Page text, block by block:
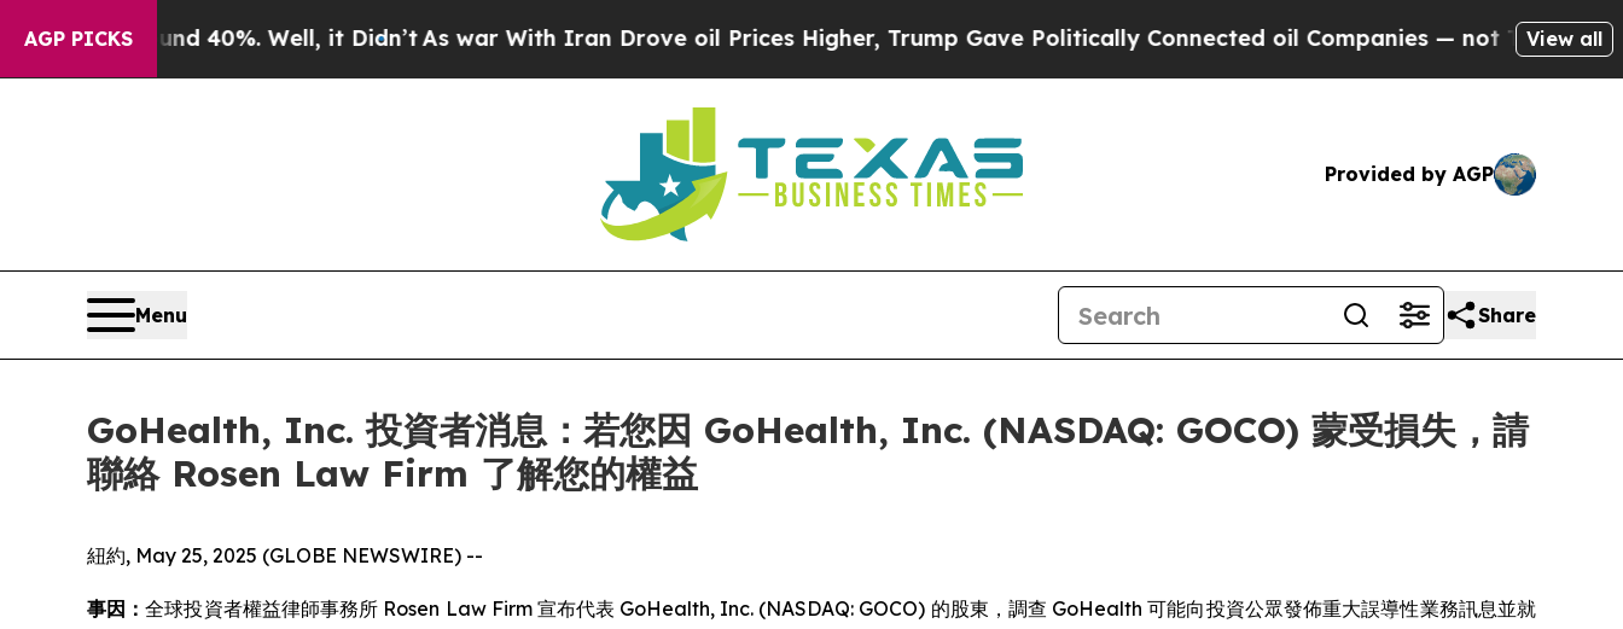
AGP PICKS
Around 40%. Well, it Didn’tAs war With Iran Drove oil Prices Higher, Trump Gave Politically Connected oil Companies — not Taxpayers — the
View all
Provided by AGP
Menu Share
GoHealth, Inc. 投資者消息：若您因 GoHealth, Inc. (NASDAQ: GOCO) 蒙受損失，請
聯絡 Rosen Law Firm 了解您的權益
紐約, May 25, 2025 (GLOBE NEWSWIRE) --
事因：全球投資者權益律師事務所 Rosen Law Firm 宣布代表 GoHealth, Inc. (NASDAQ: GOCO) 的股東，調查 GoHealth 可能向投資公眾發佈重大誤導性業務訊息並就